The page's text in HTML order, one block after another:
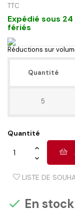
TTC
Expédié sous
fériés
Réductions sur
Quantité
5
Quantité
LISTE DE
 En